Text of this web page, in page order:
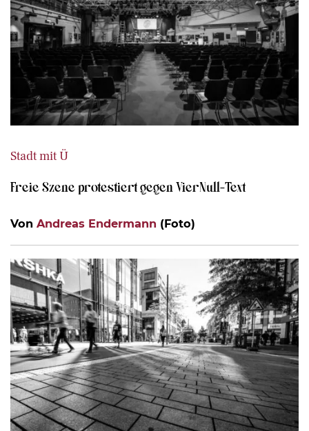
Stadt mit Ü
Freie Szene protestiert gegen VierNull-Text
Von Andreas Endermann (Foto)